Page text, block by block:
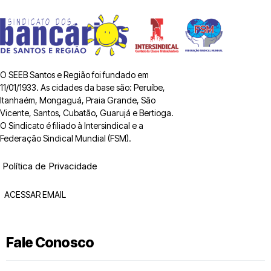
O SEEB Santos e Região foi fundado em
11/01/1933. As cidades da base são: Peruíbe,
Itanhaém, Mongaguá, Praia Grande, São
Vicente, Santos, Cubatão, Guarujá e Bertioga.
O Sindicato é filiado à Intersindical e a
Federação Sindical Mundial (FSM).
Política de Privacidade
ACESSAR EMAIL
Fale Conosco